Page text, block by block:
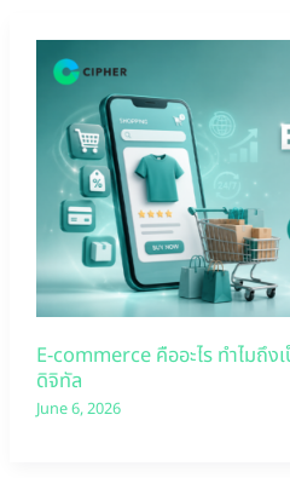
E-commerce คืออะไร ทำไมถึ
ดิจิทัล
June 6, 2026